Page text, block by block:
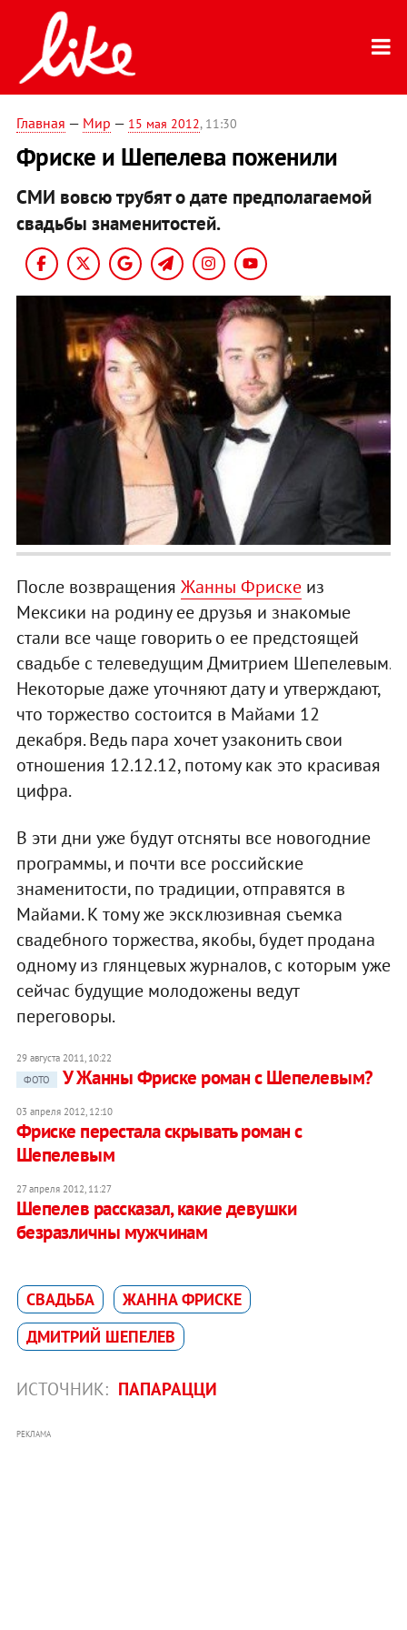
Главная — Мир — 15 мая 2012, 11:30
Фриске и Шепелева поженили
СМИ вовсю трубят о дате предполагаемой
свадьбы знаменитостей.
После возвращения Жанны Фрискеиз
Мексики на родину ее друзья и знакомые
стали все чаще говорить о ее предстоящей
свадьбе с телеведущим Дмитрием Шепелевым.
Некоторые даже уточняют дату и утверждают,
что торжество состоится в Майами 12
декабря. Ведь пара хочет узаконить свои
отношения 12.12.12, потому как это красивая
цифра.
В эти дни уже будут отсняты все новогодние
программы, и почти все российские
знаменитости, по традиции, отправятся в
Майами. К тому же эксклюзивная съемка
свадебного торжества, якобы, будет продана
одному из глянцевых журналов, с которым уже
сейчас будущие молодожены ведут
переговоры.
29 августа 2011, 10:22
ФОТО
У Жанны Фриске роман с Шепелевым?
03 апреля 2012, 12:10
Фриске перестала скрывать роман с
Шепелевым
27 апреля 2012, 11:27
Шепелев рассказал, какие девушки
безразличны мужчинам
СВАДЬБА
ЖАННА ФРИСКЕ
ДМИТРИЙ ШЕПЕЛЕВ
ИСТОЧНИК: ПАПАРАЦЦИ
РЕКЛАМА